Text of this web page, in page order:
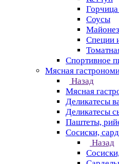
Соусы
Майонез
Специи
Спортивное
Мясная
Назад
Мясная
Деликатесы
Деликатесы
Паштеты,
Сосиски,
Назад